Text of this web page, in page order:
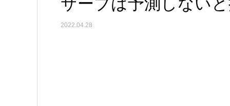
2022.04.28